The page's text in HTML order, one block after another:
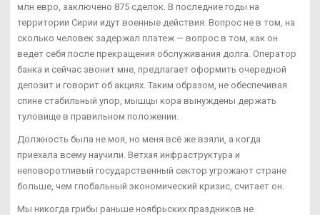
млн евро, заключено 875 сделок. В последние годы на
территории Сирии идут военные действия. Вопрос не в том, на
сколько человек задержал платеж — вопрос в том, как он
ведет себя после прекращения обслуживания долга. Оператор
банка и сейчас звонит мне, предлагает оформить очередной
депозит и говорит об акциях. Таким образом, не обеспечивая
спине стабильный упор, мышцы кора вынуждены держать
туловище в правильном положении.
Должность была не моя, но меня всё же взяли, а когда
приехала всему научили. Ветхая инфраструктура и
неповоротливый государственный сектор угрожают стране
больше, чем глобальный экономический кризис, считает он.
Мы никогда грибы раньше ноябрьских праздников не